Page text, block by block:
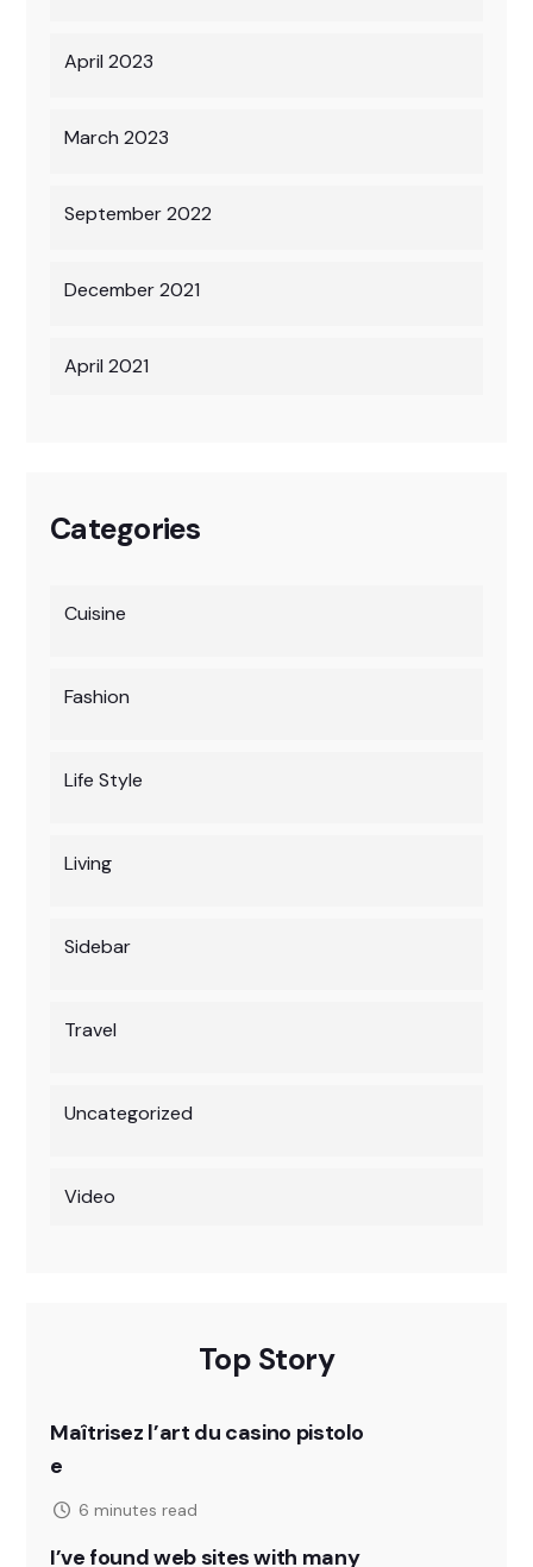
April 2023
March 2023
September 2022
December 2021
April 2021
Categories
Cuisine
Fashion
Life Style
Living
Sidebar
Travel
Uncategorized
Video
Top Story
Maîtrisez l’art du casino pistolo
e
6 minutes read
I’ve found web sites with many